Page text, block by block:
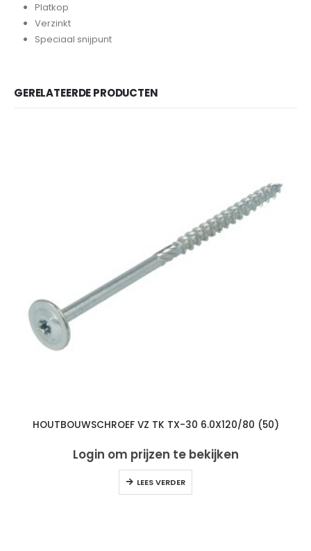
Platkop
Verzinkt
Speciaal snijpunt
GERELATEERDE PRODUCTEN
HOUTBOUWSCHROEF VZ TK TX-30 6.0X120/80 (50)
Login om prijzen te bekijken
LEES VERDER